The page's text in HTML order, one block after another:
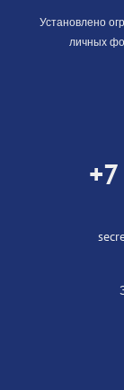
Установлено
личных